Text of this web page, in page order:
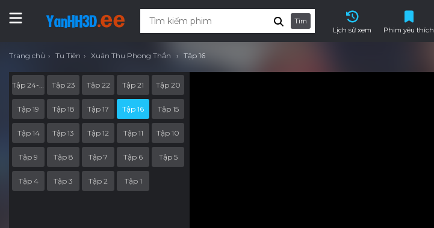
Tìm
Lịch sử xem
Phim yêu thích
Trang chủ Tu Tiên Xuân Thu Phong Thần Tập 16
Tập 23 Tập 22 Tập 21 Tập 20
Tập 19 Tập 18 Tập 17 Tập 16 Tập 15
Tập 14 Tập 13 Tập 12 Tập 11 Tập 10
Tập 9 Tập 8 Tập 7 Tập 6 Tập 5
Tập 4 Tập 3 Tập 2 Tập 1